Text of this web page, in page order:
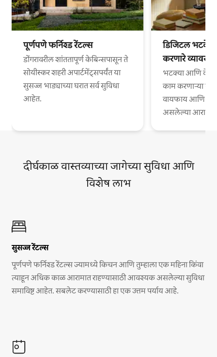
पूर्णपणे फर्निश्ड रेंटल्स
डोंगरावरील शांततापूर्ण केबिन्सपासून ते
सोयीस्कर शहरी अपार्टमेंट्सपर्यंत या
सुसज्ज भाड्याच्या घरात सर्व सुविधा
आहेत.
डिजिटल भटके
करणारे
भटक्या आणि
काम करणाऱ्या
वायफाय आणि
असलेल्या
दीर्घकाळ वास्तव्याच्या जागेच्या सुविधा आणि
विशेष लाभ
सुसज्ज रेंटल्स
पूर्णपणे फर्निश्ड रेंटल्स ज्यामध्ये किचन आणि तुम्हाला एक महिना किंवा
त्याहून अधिक काळ आरामात राहण्यासाठी आवश्यक असलेल्या सुविधा
समाविष्ट आहेत. सबलेट करण्यासाठी हा एक उत्तम पर्याय आहे.